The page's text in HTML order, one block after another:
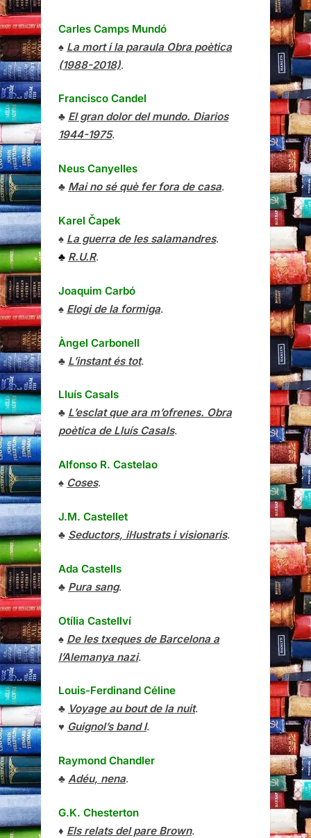
Carles Camps Mundó
♠ La mort i la paraula Obra poètica
(1988-2018).
Francisco Candel
♣ El gran dolor del mundo. Diarios
1944-1975.
Neus Canyelles
♣ Mai no sé què fer fora de casa.
Karel Čapek
♠ La guerra de les salamandres.
♣ R.U.R.
Joaquim Carbó
♠ Elogi de la formiga.
Àngel Carbonell
♣ L’instant és tot.
Lluís Casals
♣ L’esclat que ara m’ofrenes. Obra
poètica de Lluís Casals.
Alfonso R. Castelao
♠ Coses.
J.M. Castellet
♣ Seductors, il·lustrats i visionaris.
Ada Castells
♣ Pura sang.
Otília Castellví
♠ De les txeques de Barcelona a
l’Alemanya nazi.
Louis-Ferdinand Céline
♣ Voyage au bout de la nuit.
♥ Guignol’s band I.
Raymond Chandler
♣ Adéu, nena.
G.K. Chesterton
♦ Els relats del pare Brown.